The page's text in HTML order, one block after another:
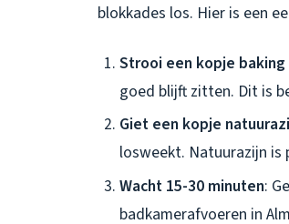
blokkades los. Hier is een
Strooi een kopje
goed blijft zitten. Dit is
Giet een kopje
losweekt. Natuurazijn is
Wacht 15-30 minuten:
badkamerafvoeren in